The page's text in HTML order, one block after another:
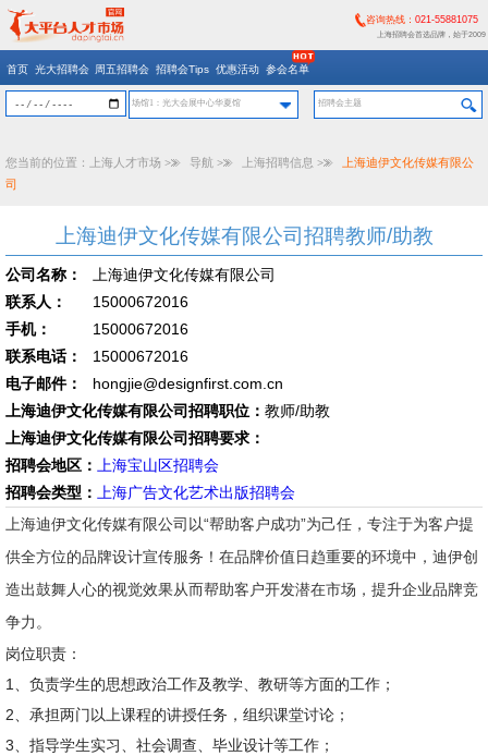
咨询热线： 021-55881075
上海招聘会首选品牌，始于2009
首页 光大招聘会 周五招聘会 招聘会Tips 优惠活动 参会名单
场馆1：光大会展中心华夏馆
您当前的位置： 上海人才市场 >> 导航 >> 上海招聘信息>>
上海迪伊文化传媒有限公
司
上海迪伊文化传媒有限公司招聘教师/助教
公司名称：
上海迪伊文化传媒有限公司
联系人：
15000672016
手机：
15000672016
联系电话：
15000672016
电子邮件：
hongjie@designfirst.com.cn
上海迪伊文化传媒有限公司招聘职位： 教师/助教
上海迪伊文化传媒有限公司招聘要求：
招聘会地区： 上海宝山区招聘会
招聘会类型： 上海广告文化艺术出版招聘会
上海迪伊文化传媒有限公司以“帮助客户成功”为己任，专注于为客户提
供全方位的品牌设计宣传服务！在品牌价值日趋重要的环境中，迪伊创
造出鼓舞人心的视觉效果从而帮助客户开发潜在市场，提升企业品牌竞
争力。
岗位职责：
1、负责学生的思想政治工作及教学、教研等方面的工作；
2、承担两门以上课程的讲授任务，组织课堂讨论；
3、指导学生实习、社会调查、毕业设计等工作；